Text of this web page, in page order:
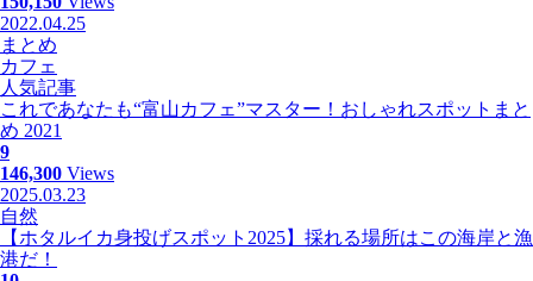
2022.04.25
まとめ
カフェ
人気記事
これであなたも“富山カフェ”マスター！おしゃれスポットまと
め 2021
9
146,300 Views
2025.03.23
自然
【ホタルイカ身投げスポット2025】採れる場所はこの海岸と漁
港だ！